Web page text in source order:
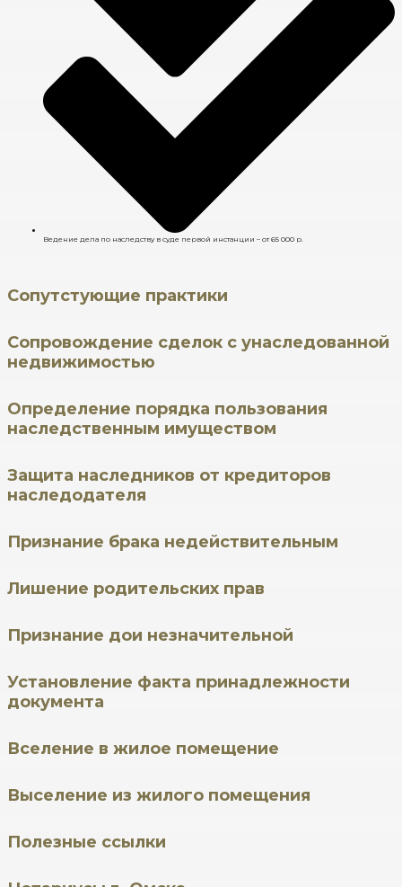
Ведение дела по наследству в суде первой инстанции – от 65 000 р.
Сопутстующие практики
Сопровождение сделок с унаследованной
недвижимостью
Определение порядка пользования
наследственным имуществом
Защита наследников от кредиторов
наследодателя
Признание брака недействительным
Лишение родительских прав
Признание дои незначительной
Установление факта принадлежности
документа
Вселение в жилое помещение
Выселение из жилого помещения
Полезные ссылки